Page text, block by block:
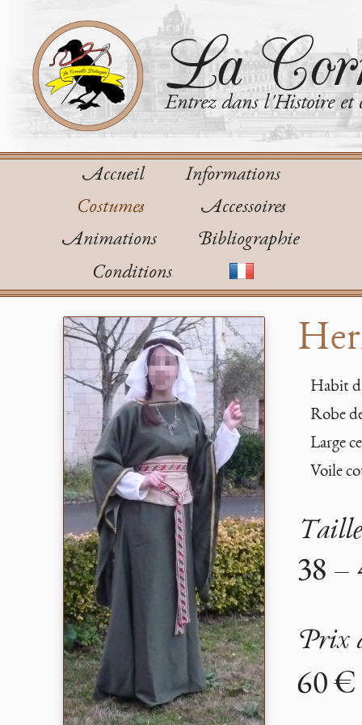
La
Entrez dans l'Histoire et
Accueil
Informations
Costumes
Accessoires
Animations
Bibliographie
Conditions
Habit
Robe
Large
Voile
Taille
38 –
Prix
60 €